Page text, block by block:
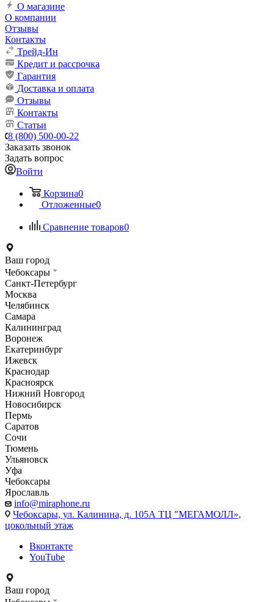
О магазине
О компании
Отзывы
Контакты
Трейд-Ин
Кредит и рассрочка
Гарантия
Доставка и оплата
Отзывы
Контакты
Статьи
8 (800) 500-00-22
Заказать звонок
Задать вопрос
Войти
Корзина0
Отложенные0
Сравнение товаров0
Ваш город
Чебоксары
Санкт-Петербург
Москва
Челябинск
Самара
Калининград
Воронеж
Екатеринбург
Ижевск
Краснодар
Красноярск
Нижний Новгород
Новосибирск
Пермь
Саратов
Сочи
Тюмень
Ульяновск
Уфа
Чебоксары
Ярославль
info@miraphone.ru
Чебоксары, ул. Калинина, д. 105А ТЦ "МЕГАМОЛЛ»,
цокольный этаж
Вконтакте
YouTube
Ваш город